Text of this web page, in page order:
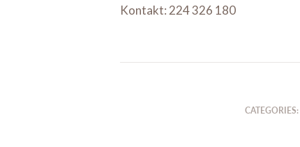
Kontakt: 224 326 180
CATEGORIES: